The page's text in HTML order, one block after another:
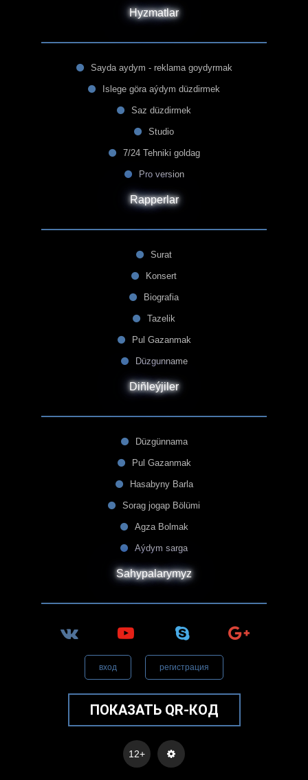
Hyzmatlar
Sayda aydym - reklama goydyrmak
Islege göra aýdym düzdirmek
Saz düzdirmek
Studio
7/24 Tehniki goldag
Pro version
Rapperlar
Surat
Konsert
Biografia
Tazelik
Pul Gazanmak
Düzgunname
Diñleýjiler
Düzgünnama
Pul Gazanmak
Hasabyny Barla
Sorag jogap Bölümi
Agza Bolmak
Aýdym sarga
Sahypalarymyz
вход регистрация
ПОКАЗАТЬ QR-КОД
12+